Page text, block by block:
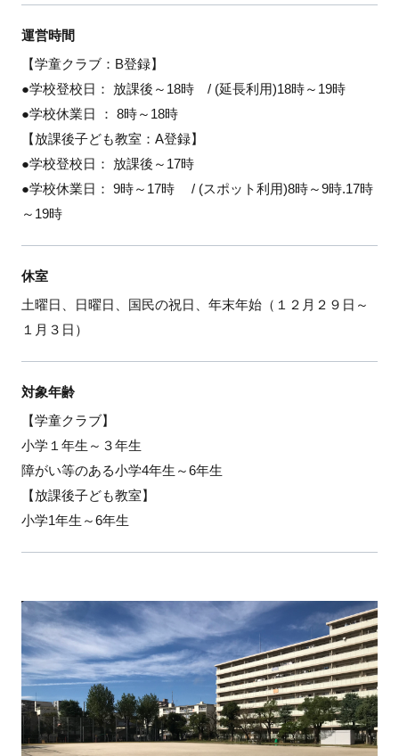
運営時間
【学童クラブ：B登録】
●学校登校日： 放課後～18時 / (延長利用)18時～19時
●学校休業日 ： 8時～18時
【放課後子ども教室：A登録】
●学校登校日： 放課後～17時
●学校休業日： 9時～17時 / (スポット利用)8時～9時.17時
～19時
休室
土曜日、日曜日、国民の祝日、年末年始（１２月２９日～
１月３日）
対象年齢
【学童クラブ】
小学１年生～３年生
障がい等のある小学4年生～6年生
【放課後子ども教室】
小学1年生～6年生